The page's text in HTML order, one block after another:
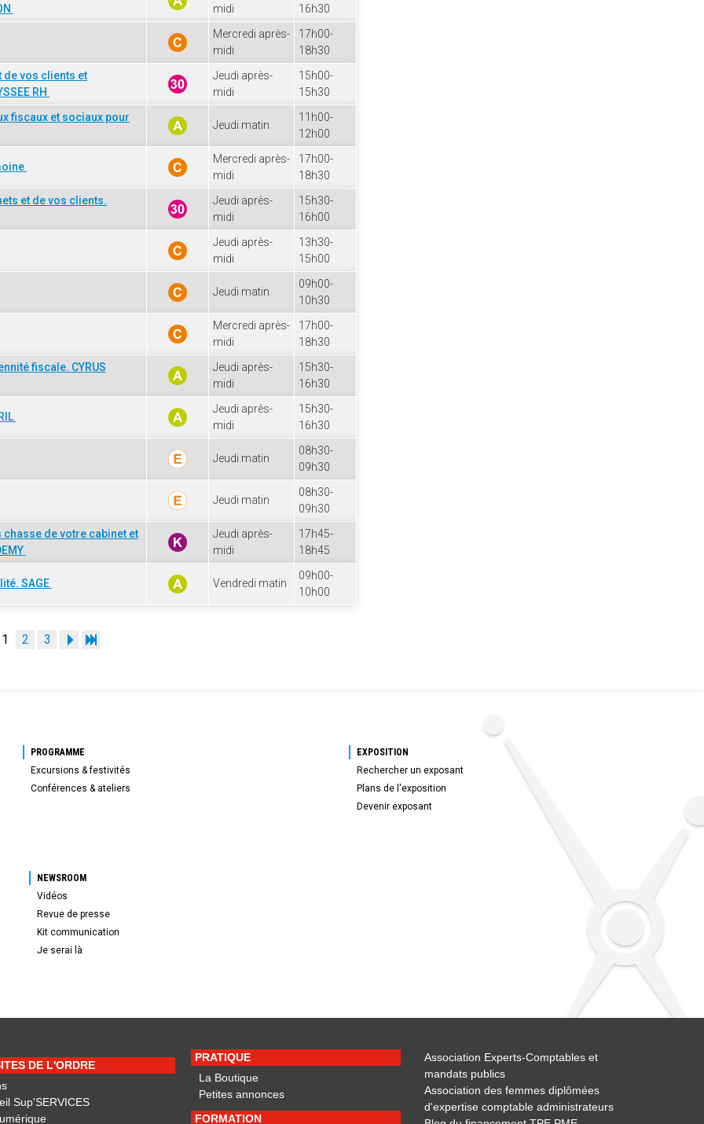
midi
16h30
Mercredi après-
midi
17h00-
18h30
vos clients et
RH
Jeudi après-
midi
15h00-
15h30
fiscaux et sociaux pour
Jeudi matin
11h00-
12h00
Mercredi après-
midi
17h00-
18h30
et de vos clients.
Jeudi après-
midi
15h30-
16h00
Jeudi après-
midi
13h30-
15h00
Jeudi matin
09h00-
10h30
Mercredi après-
midi
17h00-
18h30
fiscale. CYRUS
Jeudi après-
midi
15h30-
16h30
Jeudi après-
midi
15h30-
16h30
Jeudi matin
08h30-
09h30
Jeudi matin
08h30-
09h30
de votre cabinet et
Jeudi après-
midi
17h45-
18h45
SAGE Vendredi matin
09h00-
10h00
1 2 3
PROGRAMME
Excursions & festivités
Conférences & ateliers
EXPOSITION
Rechercher un exposant
Plans de l'exposition
Devenir exposant
NEWSROOM
Vidéos
Revue de presse
Kit communication
Je serai là
DE L'ORDRE
Sup'SERVICES
PRATIQUE
La Boutique
Petites annonces
FORMATION
Association Experts-Comptables et
mandats publics
Association des femmes diplômées
d'expertise comptable administrateurs